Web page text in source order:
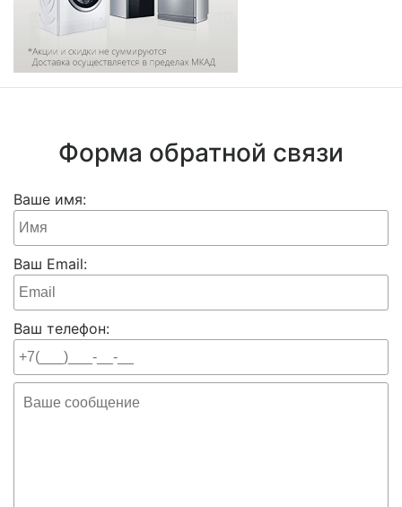
Форма обратной связи
Ваше имя:
Ваш Email:
Ваш телефон: